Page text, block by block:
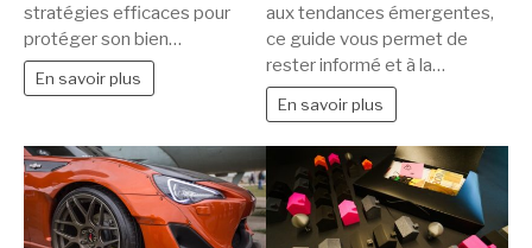
pratiques
stratégies efficaces pour
protéger son bien…
En savoir plus
aux tendances émergentes,
ce guide vous permet de
rester informé et à la…
En savoir plus